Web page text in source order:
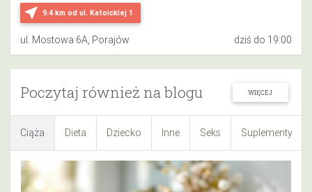
near_me 9.4 km od ul. Katoickiej 1
ul. Mostowa 6A, Porajów dziś do 19:00
Poczytaj również na blogu WIĘCEJ
Ciąża Dieta Dziecko Inne Seks Suplementy